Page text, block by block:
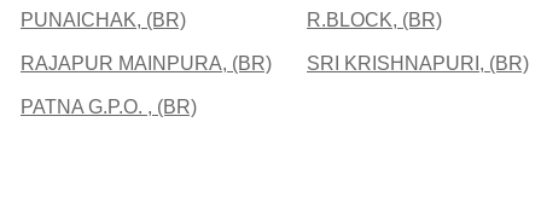
PUNAICHAK, (BR) R.BLOCK, (BR)
RAJAPUR MAINPURA, (BR) SRI KRISHNAPURI, (BR)
PATNA G.P.O. , (BR)